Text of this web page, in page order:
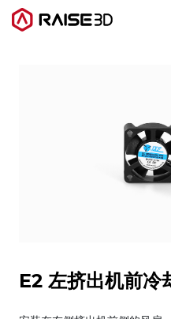
发现
E2 左挤出机前冷